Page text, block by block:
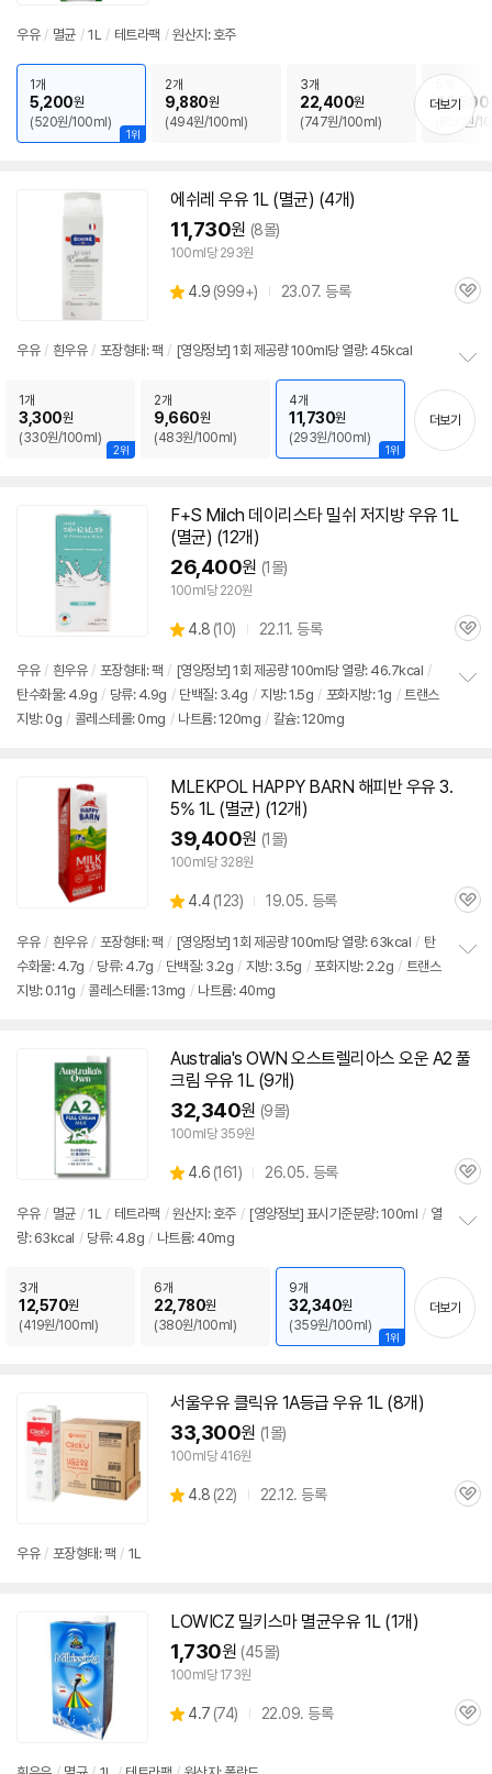
우유 / 멸균 / 1L / 테트라팩 / 원산지: 호주
1위
1개
5,200원
(520원/100ml)
2개
9,880원
(494원/100ml)
3개
22,400원
(747원/100ml)
42,500
(850원/
더보기
에쉬레 우유 1L (멸균) (4개)
11,730원 (8몰)
100ml당 293원
별
4.9 (상
뷰
999+) 23.07. 등록
관
우유 / 흰우유 / 포장형태: 팩 / [영양정보] 1회 제공량 100ml당 열량: 45kcal
펼
치
2위
1개
3,300원
(330원/100ml)
2개
9,660원
(483원/100ml)
1위
4개
11,730원
(293원/100ml)
더보기
F+S Milch 데이리스타 밀쉬 저지방우유 1L
(멸균) (12개)
26,400원 (1몰)
100ml당 220원
별
점
4.8 (상
리
뷰
10) 22.11. 등록
관
우유 / 흰우유 / 포장형태: 팩 / [영양정보] 1회 제공량 100ml당 열량: 46.7kcal /
탄수화물: 4.9g / 당류: 4.9g / 단백질: 3.4g / 지방: 1.5g / 포화지방: 1g / 트랜스
지방: 0g / 콜레스테롤: 0mg / 나트륨: 120mg / 칼슘: 120mg
MLEKPOL HAPPY BARN 해피반우유 3.
5% 1L (멸균) (12개)
39,400원 (1몰)
100ml당 328원
별
점
4.4 (상
리
뷰
123) 19.05. 등록
관
우유 / 흰우유 / 포장형태: 팩 / [영양정보] 1회 제공량 100ml당 열량: 63kcal / 탄
수화물: 4.7g / 당류: 4.7g / 단백질: 3.2g / 지방: 3.5g / 포화지방: 2.2g / 트랜스
지방: 0.11g / 콜레스테롤: 13mg / 나트륨: 40mg
기
Australia's OWN 오스트렐리아스 오운 A2 풀
크림 우유 1L (9개)
32,340원 (9몰)
100ml당 359원
별
점
4.6 (상
리
뷰
161) 26.05. 등록
관
우유 / 멸균 / 1L / 테트라팩 / 원산지: 호주 / [영양정보] 표시기준분량: 100ml / 열
량: 63kcal / 당류: 4.8g / 나트륨: 40mg
치
기
3개
12,570원
(419원/100ml)
6개
22,780원
(380원/100ml)
1위
9개
32,340원
(359원/100ml)
더보기
서울우유 클릭유 1A등급 우유 1L (8개)
33,300원 (1몰)
100ml당 416원
별
4.8 (상
22) 22.12. 등록
관
우유 / 포장형태: 팩 / 1L
LOWICZ 밀키스마 멸균우유 1L (1개)
1,730원 (45몰)
100ml당 173원
별
4.7 (상
74) 22.09. 등록
관